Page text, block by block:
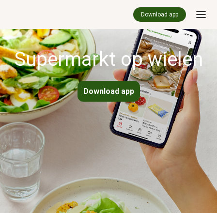
Download app
Supermarkt op wielen
Download app